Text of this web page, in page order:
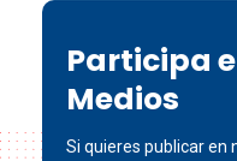
Participa
Medios
Si quieres publicar en